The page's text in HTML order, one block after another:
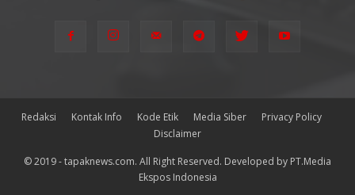
Redaksi Kontak Info Kode Etik Media Siber
Privacy Policy
Disclaimer
© 2019 - tapaknews.com. All Right Reserved. Developed by PT.Media
Ekspos Indonesia